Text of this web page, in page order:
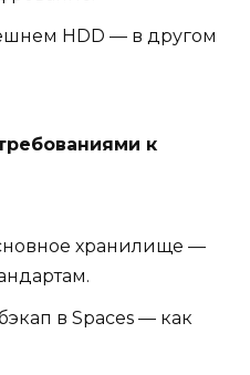
HDD — в другом
к
хранилище —
в Spaces — как